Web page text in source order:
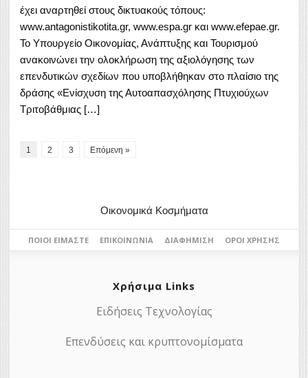
έχει αναρτηθεί στους δικτυακούς τόπους:
www.antagonistikotita.gr, www.espa.gr και www.efepae.gr.
Το Υπουργείο Οικονομίας, Ανάπτυξης και Τουρισμού
ανακοινώνει την ολοκλήρωση της αξιολόγησης των
επενδυτικών σχεδίων που υποβλήθηκαν στο πλαίσιο της
δράσης «Ενίσχυση της Αυτοαπασχόλησης Πτυχιούχων
Τριτοβάθμιας […]
1 2 3 Επόμενη »
Οικονομικά Κοσμήματα
ΠΟΙΟΙ ΕΊΜΑΣΤΕ ΕΠΙΚΟΙΝΩΝΊΑ ΔΙΑΦΉΜΙΣΗ ΌΡΟΙ ΧΡΉΣΗΣ
Χρήσιμα Links
Ειδήσεις Τεχνολογίας
Επενδύσεις και κρυπτονομίσματα